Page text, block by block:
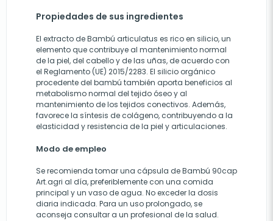
Propiedades de sus ingredientes
El extracto de Bambú articulatus es rico en silicio, un
elemento que contribuye al mantenimiento normal
de la piel, del cabello y de las uñas, de acuerdo con
el Reglamento (UE) 2015/2283. El silicio orgánico
procedente del bambú también aporta beneficios al
metabolismo normal del tejido óseo y al
mantenimiento de los tejidos conectivos. Además,
favorece la síntesis de colágeno, contribuyendo a la
elasticidad y resistencia de la piel y articulaciones.
Modo de empleo
Se recomienda tomar una cápsula de Bambú 90cap
Art.agri al día, preferiblemente con una comida
principal y un vaso de agua. No exceder la dosis
diaria indicada. Para un uso prolongado, se
aconseja consultar a un profesional de la salud.